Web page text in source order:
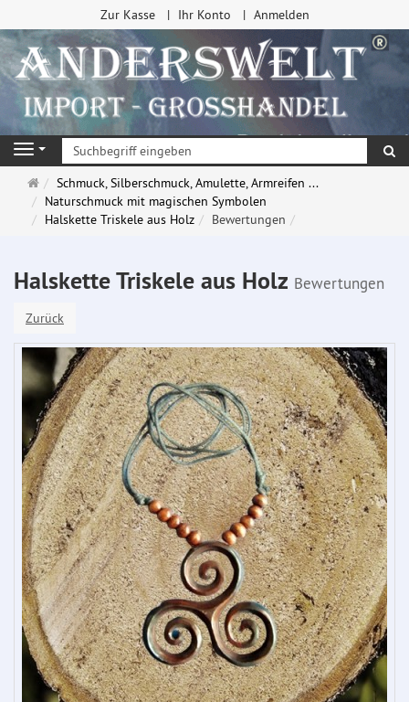
Zur Kasse Ihr Konto Anmelden
Navigation
Startseite
Schmuck, Silberschmuck, Amulette, Armreifen ...
Naturschmuck mit magischen Symbolen
Halskette Triskele aus Holz
Bewertungen
Halskette Triskele aus Holz Bewertungen
Zurück